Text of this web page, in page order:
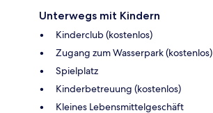
Unterwegs mit Kindern
Kinderclub (kostenlos)
Zugang zum Wasserpark (kostenlos)
Spielplatz
Kinderbetreuung (kostenlos)
Kleines Lebensmittelgeschäft